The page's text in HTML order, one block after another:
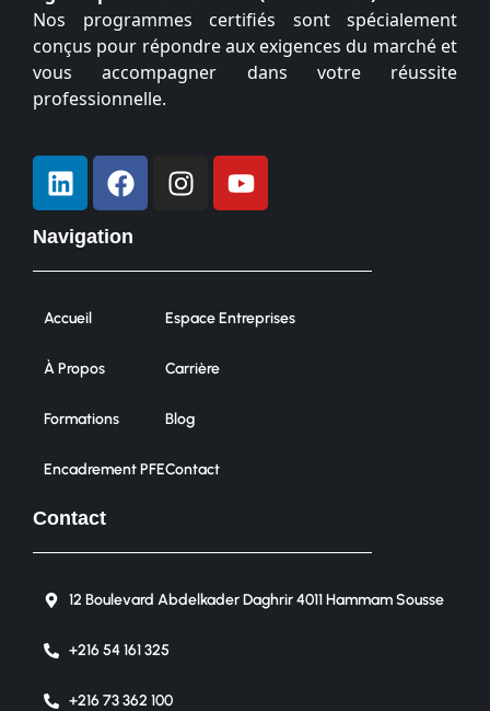
Nos programmes certifiés sont spécialement
conçus pour répondre aux exigences du marché et
vous accompagner dans votre réussite
professionnelle.
Navigation
Accueil
À Propos
Formations
Encadrement PFE
Espace Entreprises
Carrière
Blog
Contact
Contact
12 Boulevard Abdelkader Daghrir 4011 Hammam Sousse
+216 54 161 325
+216 73 362 100